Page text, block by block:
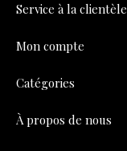
Service à la clientèle
Mon compte
Catégories
À propos de nous